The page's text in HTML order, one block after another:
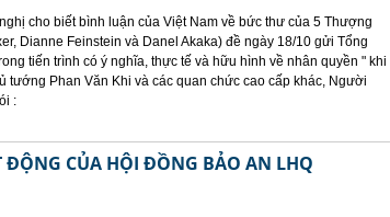
cho biết bình luận của Việt Nam về bức thư của 5 Thượng
Dianne Feinstein và Danel Akaka) đề ngày 18/10 gửi Tổng
tiến trình có ý nghĩa, thực tế và hữu hình về nhân quyền " khi
Phan Văn Khi và các quan chức cao cấp khác, Người
:
ĐỘNG CỦA HỘI ĐỒNG BẢO AN LHQ